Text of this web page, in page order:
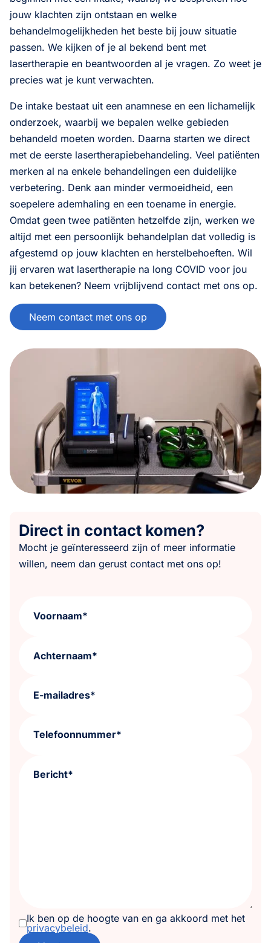
jouw klachten zijn ontstaan en welke
behandelmogelijkheden het beste bij jouw situatie
passen. We kijken of je al bekend bent met
lasertherapie en beantwoorden al je vragen. Zo weet je
precies wat je kunt verwachten.
De intake bestaat uit een anamnese en een lichamelijk
onderzoek, waarbij we bepalen welke gebieden
behandeld moeten worden. Daarna starten we direct
met de eerste lasertherapiebehandeling. Veel patiënten
merken al na enkele behandelingen een duidelijke
verbetering. Denk aan minder vermoeidheid, een
soepelere ademhaling en een toename in energie.
Omdat geen twee patiënten hetzelfde zijn, werken we
altijd met een persoonlijk behandelplan dat volledig is
afgestemd op jouw klachten en herstelbehoeften. Wil
jij ervaren wat lasertherapie na long COVID voor jou
kan betekenen? Neem vrijblijvend contact met ons op.
Neem contact met ons op
Direct in contact komen?
Mocht je geïnteresseerd zijn of meer informatie
willen, neem dan gerust contact met ons op!
Voornaam*
Achternaam*
E-mailadres*
Telefoonnummer*
Bericht*
Ik ben op de hoogte van en ga akkoord met het
privacybeleid.